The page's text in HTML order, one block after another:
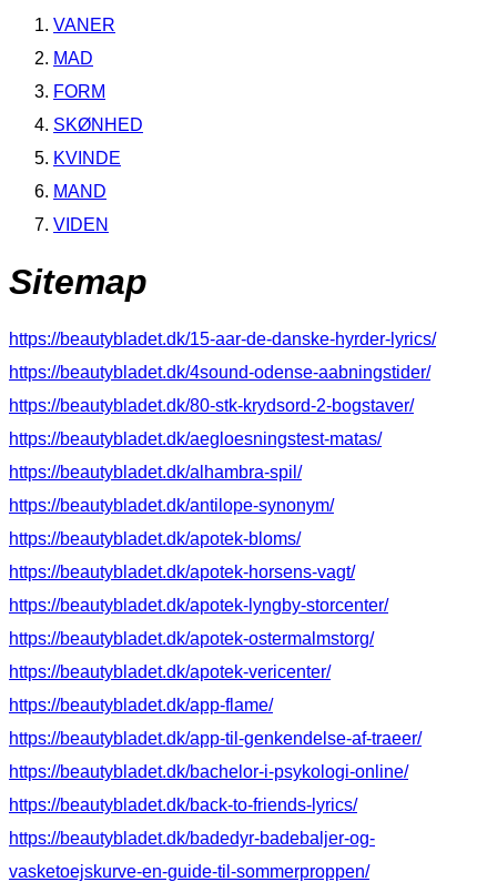
VANER
MAD
FORM
SKØNHED
KVINDE
MAND
VIDEN
Sitemap
https://beautybladet.dk/15-aar-de-danske-hyrder-lyrics/
https://beautybladet.dk/4sound-odense-aabningstider/
https://beautybladet.dk/80-stk-krydsord-2-bogstaver/
https://beautybladet.dk/aegloesningstest-matas/
https://beautybladet.dk/alhambra-spil/
https://beautybladet.dk/antilope-synonym/
https://beautybladet.dk/apotek-bloms/
https://beautybladet.dk/apotek-horsens-vagt/
https://beautybladet.dk/apotek-lyngby-storcenter/
https://beautybladet.dk/apotek-ostermalmstorg/
https://beautybladet.dk/apotek-vericenter/
https://beautybladet.dk/app-flame/
https://beautybladet.dk/app-til-genkendelse-af-traeer/
https://beautybladet.dk/bachelor-i-psykologi-online/
https://beautybladet.dk/back-to-friends-lyrics/
https://beautybladet.dk/badedyr-badebaljer-og-
vasketoejskurve-en-guide-til-sommerproppen/